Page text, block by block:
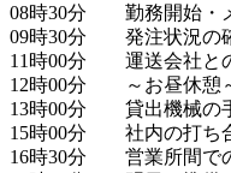
08時30分　　勤務開始・
09時30分　　発注状況の
11時00分　　運送会社と
12時00分　　～お昼休憩
13時00分　　貸出機械の
15時00分　　社内の打ち
16時30分　　営業所間で